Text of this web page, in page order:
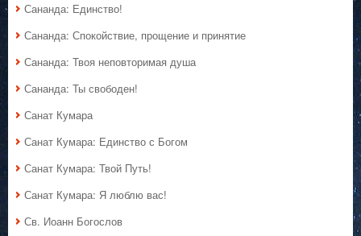
Сананда: Единство!
Сананда: Спокойствие, прощение и принятие
Сананда: Твоя неповторимая душа
Сананда: Ты свободен!
Санат Кумара
Санат Кумара: Единство с Богом
Санат Кумара: Твой Путь!
Санат Кумара: Я люблю вас!
Св. Иоанн Богослов